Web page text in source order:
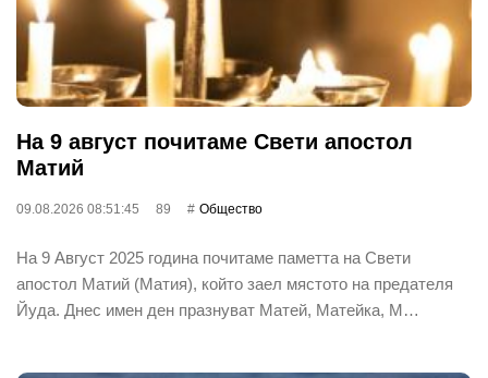
На 9 август почитаме Свети апостол
Матий
09.08.2026 08:51:45 89 Общество
На 9 Август 2025 година почитаме паметта на Свети
апостол Матий (Матия), който заел мястото на предателя
Йуда. Днес имен ден празнуват Матей, Матейка, М…